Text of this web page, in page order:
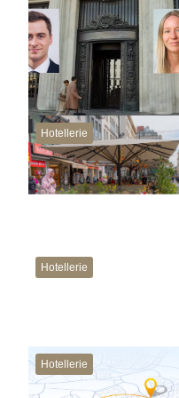
Hotellerie
Hotellerie
Hotellerie